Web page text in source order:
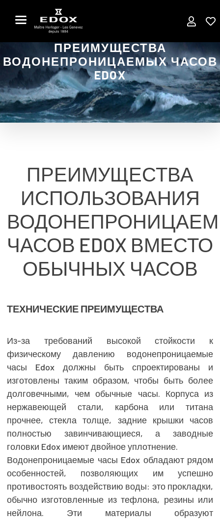
content
ПРЕИМУЩЕСТВА
ВОДОНЕПРОНИЦАЕМЫХ ЧАСОВ
EDOX
ПРЕИМУЩЕСТВА
ИСПОЛЬЗОВАНИЯ
ЧАСОВ EDOX ВМЕСТО
ОБЫЧНЫХ ЧАСОВ
ТЕХНИЧЕСКИЕ ПРЕИМУЩЕСТВА
Из-за требований высокой стойкости к
физическому давлению водонепроницаемые
часы Edox должны быть спроектированы и
изготовлены таким образом, чтобы быть более
долговечными, чем обычные часы. Корпуса из
нержавеющей стали, карбона или титана
прочнее, стекла толще, задние крышки часов
полностью завинчивающиеся, а заводные
головки Edox имеют двойное уплотнение.
Водонепроницаемые часы Edox обладают рядом
особенностей, позволяющих им успешно
противостоять воздействию воды: это прокладки,
обычно изготовленные из тефлона, резины или
нейлона. Эти материалы образуют